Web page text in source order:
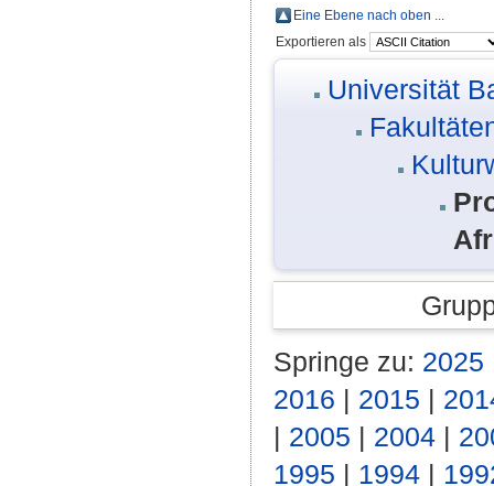
Eine Ebene nach oben ...
Exportieren als
Universität
Springe zu: 2025
2016 | 2015 |
| 2005 | 2004 |
1995 | 1994 |